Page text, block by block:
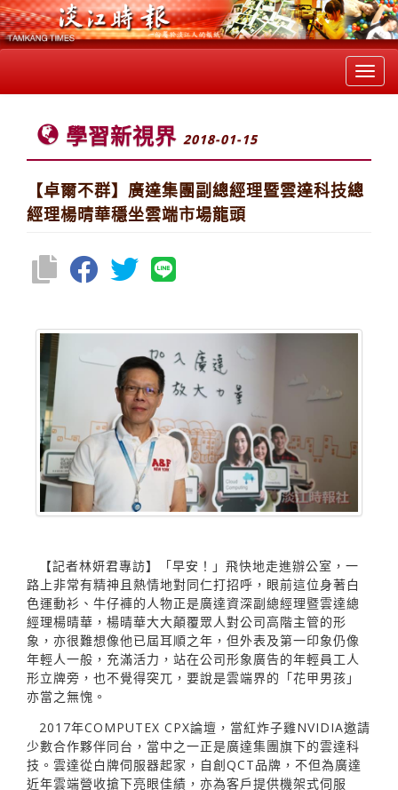
學習新視界 2018-01-15
【卓爾不群】廣達集團副總經理暨雲達科技總
經理楊晴華穩坐雲端市場龍頭
【記者林妍君專訪】「早安！」飛快地走進辦公室，一
路上非常有精神且熱情地對同仁打招呼，眼前這位身著白
色運動衫、牛仔褲的人物正是廣達資深副總經理暨雲達總
經理楊晴華，楊晴華大大顛覆眾人對公司高階主管的形
象，亦很難想像他已屆耳順之年，但外表及第一印象仍像
年輕人一般，充滿活力，站在公司形象廣告的年輕員工人
形立牌旁，也不覺得突兀，要說是雲端界的「花甲男孩」
亦當之無愧。
2017年COMPUTEX CPX論壇，當紅炸子雞NVIDIA邀請
少數合作夥伴同台，當中之一正是廣達集團旗下的雲達科
技。雲達從白牌伺服器起家，自創QCT品牌，不但為廣達
近年雲端營收搶下亮眼佳績，亦為客戶提供機架式伺服